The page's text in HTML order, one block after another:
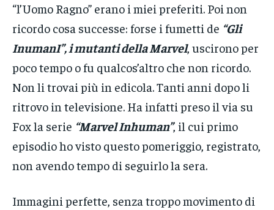
“l’Uomo Ragno” erano i miei preferiti. Poi non
ricordo cosa successe: forse i fumetti de “Gli
InumanI”, i mutanti della Marvel, uscirono per
poco tempo o fu qualcos’altro che non ricordo.
Non li trovai più in edicola. Tanti anni dopo li
ritrovo in televisione. Ha infatti preso il via su
Fox la serie “Marvel Inhuman”, il cui primo
episodio ho visto questo pomeriggio, registrato,
non avendo tempo di seguirlo la sera.
Immagini perfette, senza troppo movimento di